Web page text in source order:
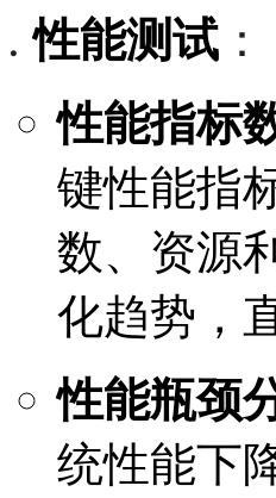
性能测试 ：
性能指标
键性能指
数、资源
化趋势，
性能瓶颈
统性能下